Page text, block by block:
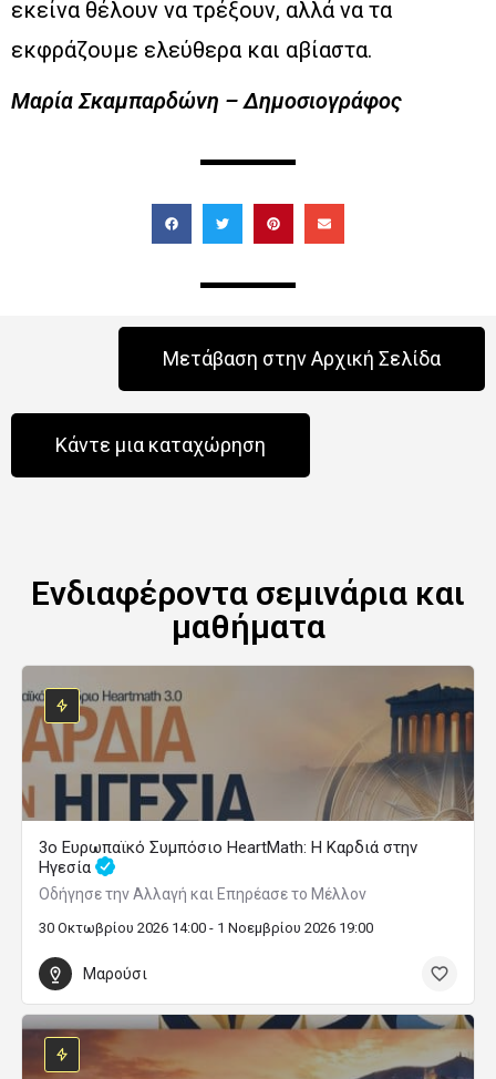
εκείνα θέλουν να τρέξουν, αλλά να τα
εκφράζουμε ελεύθερα και αβίαστα.
Μαρία Σκαμπαρδώνη – Δημοσιογράφος
Μετάβαση στην Αρχική Σελίδα
Κάντε μια καταχώρηση
Ενδιαφέροντα σεμινάρια και
μαθήματα
3ο Ευρωπαϊκό Συμπόσιο HeartMath: Η Καρδιά στην
Ηγεσία
Οδήγησε την Αλλαγή και Επηρέασε το Μέλλον
30 Οκτωβρίου 2026 14:00 - 1 Νοεμβρίου 2026 19:00
Μαρούσι